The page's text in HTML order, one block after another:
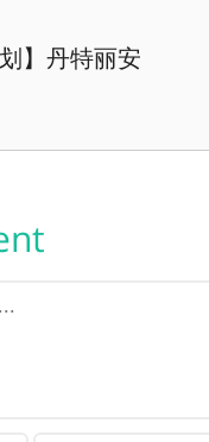
】丹特丽安